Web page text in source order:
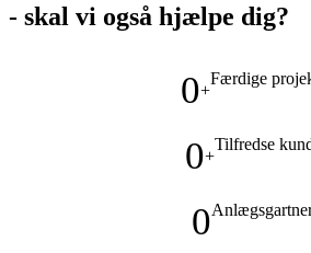
- skal vi også hjælpe dig?
0+
Færdige
0+
Tilfredse
0